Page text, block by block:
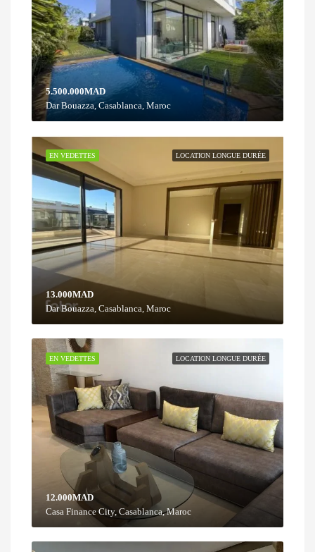
5.500.000MAD
Dar Bouazza, Casablanca, Maroc
LOCATION LONGUE DURÉE
EN VEDETTES
13.000MAD
Dar Bouazza, Casablanca, Maroc
LOCATION LONGUE DURÉE
EN VEDETTES
12.000MAD
Casa Finance City, Casablanca, Maroc